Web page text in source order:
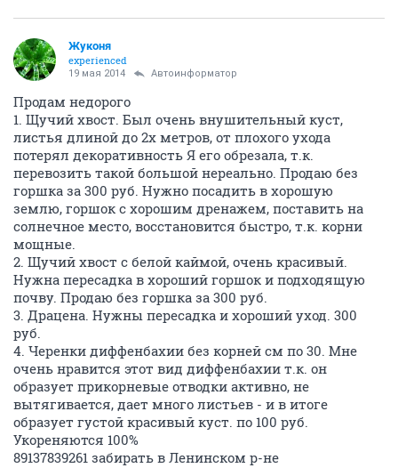
Жуконя
experienced
19 мая 2014 Автоинформатор
Продам недорого
1. Щучий хвост. Был очень внушительный куст,
листья длиной до 2х метров, от плохого ухода
потерял декоративность Я его обрезала, т.к.
перевозить такой большой нереально. Продаю без
горшка за 300 руб. Нужно посадить в хорошую
землю, горшок с хорошим дренажем, поставить на
солнечное место, восстановится быстро, т.к. корни
мощные.
2. Щучий хвост с белой каймой, очень красивый.
Нужна пересадка в хороший горшок и подходящую
почву. Продаю без горшка за 300 руб.
3. Драцена. Нужны пересадка и хороший уход. 300
руб.
4. Черенки диффенбахии без корней см по 30. Мне
очень нравится этот вид диффенбахии т.к. он
образует прикорневые отводки активно, не
вытягивается, дает много листьев - и в итоге
образует густой красивый куст. по 100 руб.
Укореняются 100%
89137839261 забирать в Ленинском р-не